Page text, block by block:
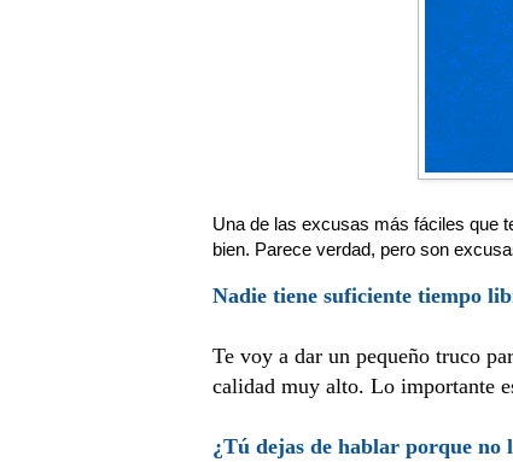
Una de las excusas más fáciles que
bien. Parece verdad, pero son
Nadie tiene suficiente tiempo
Te voy a dar un pequeño truco
calidad muy alto. Lo importante
¿Tú dejas de hablar porque no